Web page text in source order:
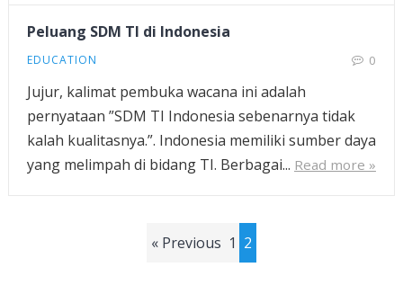
Peluang SDM TI di Indonesia
EDUCATION 0
Jujur, kalimat pembuka wacana ini adalah
pernyataan ”SDM TI Indonesia sebenarnya tidak
kalah kualitasnya.”. Indonesia memiliki sumber daya
yang melimpah di bidang TI. Berbagai... Read more »
« Previous 1 2